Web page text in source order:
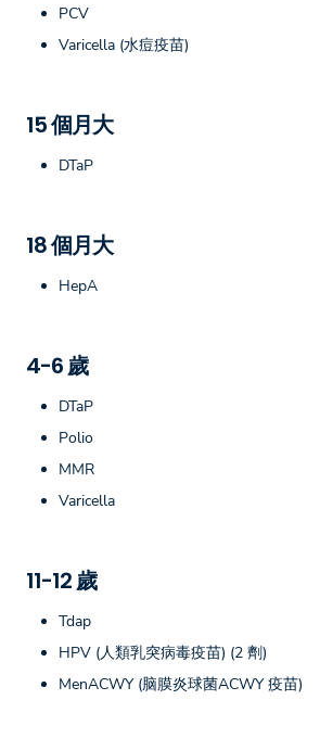
PCV
Varicella (水痘疫苗)
15 個月大
DTaP
18 個月大
HepA
4-6 歲
DTaP
Polio
MMR
Varicella
11-12 歲
Tdap
HPV (人類乳突病毒疫苗) (2 劑)
MenACWY (脑膜炎球菌ACWY 疫苗)